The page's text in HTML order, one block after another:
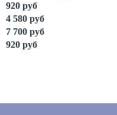
920 руб
4 580 руб
7 700 руб
920 руб